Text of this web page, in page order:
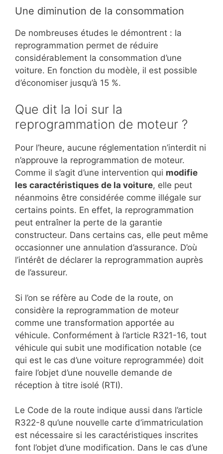
Une diminution de la consommation
De nombreuses études le démontrent : la
reprogrammation permet de réduire
considérablement la consommation d’une
voiture. En fonction du modèle, il est possible
d’économiser jusqu’à 15 %.
Que dit la loi sur la
reprogrammation de moteur ?
Pour l’heure, aucune réglementation n’interdit ni
n’approuve la reprogrammation de moteur.
Comme il s’agit d’une intervention qui modifie
les caractéristiques de la voiture, elle peut
néanmoins être considérée comme illégale sur
certains points. En effet, la reprogrammation
peut entraîner la perte de la garantie
constructeur. Dans certains cas, elle peut même
occasionner une annulation d’assurance. D’où
l’intérêt de déclarer la reprogrammation auprès
de l’assureur.
Si l’on se réfère au Code de la route, on
considère la reprogrammation de moteur
comme une transformation apportée au
véhicule. Conformément à l’article R321-16, tout
véhicule qui subit une modification notable (ce
qui est le cas d’une voiture reprogrammée) doit
faire l’objet d’une nouvelle demande de
réception à titre isolé (RTI).
Le Code de la route indique aussi dans l’article
R322-8 qu’une nouvelle carte d’immatriculation
est nécessaire si les caractéristiques inscrites
font l’objet d’une modification. Dans le cas d’une